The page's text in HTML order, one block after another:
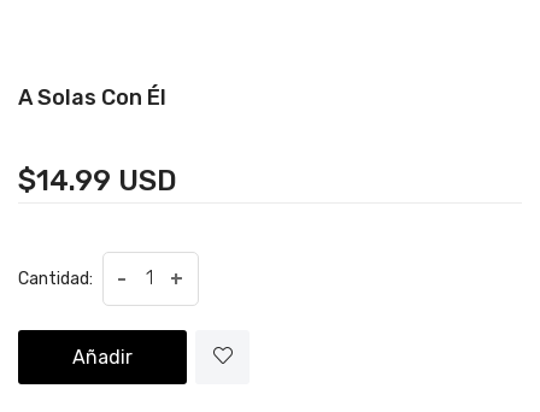
A Solas Con Él
$14.99 USD
Cantidad: - +
Añadir